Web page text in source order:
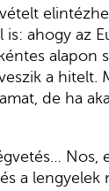
is: ahogy az
alapon
a hitelt.
de ha
Nos,
a lengyelek